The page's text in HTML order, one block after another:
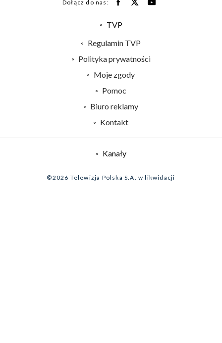
Dołącz do nas:
TVP
Centrum informacji TVP
Naziemna Telewizja Cyfrowa
System NOS
Regulamin TVP
Polityka prywatności
Moje zgody
Pomoc
Biuro reklamy
Kontakt
Kanały
©2026 Telewizja Polska S.A. w likwidacji